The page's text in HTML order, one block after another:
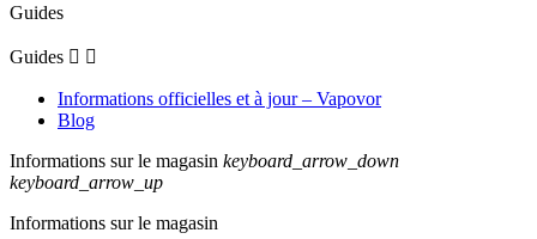
Guides
Guides  
Informations officielles et à jour – Vapovor
Blog
Informations sur le magasin keyboard_arrow_down
keyboard_arrow_up
Informations sur le magasin